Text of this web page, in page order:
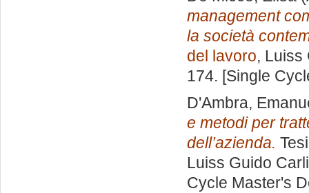
management
la società
del lavoro, Luiss
174. [Single
D'Ambra,
e metodi per
dell’azienda.
Luiss Guido
Cycle Master's